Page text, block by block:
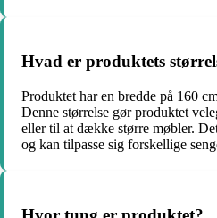
Hvad er produktets
Produktet har en bredde på 160
Denne størrelse gør produktet
eller til at dække større møbler.
og kan tilpasse sig forskellige